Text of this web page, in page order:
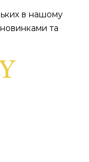
в нашому
та